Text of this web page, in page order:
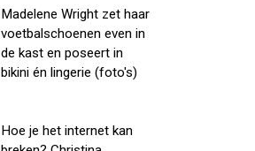
Madelene Wright zet haar
voetbalschoenen even in
de kast en poseert in
bikini én lingerie (foto's)
Hoe je het internet kan